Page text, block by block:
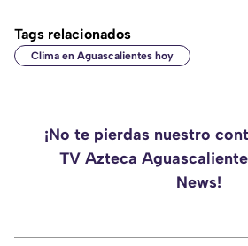
Tags relacionados
Clima en Aguascalientes hoy
¡No te pierdas nuestro
TV Azteca
News!